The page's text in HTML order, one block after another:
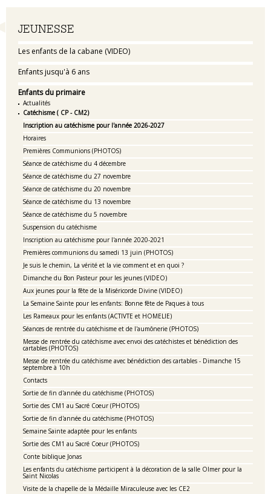
Navigation
JEUNESSE
Les enfants de la cabane (VIDEO)
Enfants jusqu'à 6 ans
Enfants du primaire
Actualités
Catéchisme ( CP - CM2)
Inscription au catéchisme pour l'année 2026-2027
Horaires
Premières Communions (PHOTOS)
Séance de catéchisme du 4 décembre
Séance de catéchisme du 27 novembre
Séance de catéchisme du 20 novembre
Séance de catéchisme du 13 novembre
Séance de catéchisme du 5 novembre
Suspension du catéchisme
Inscription au catéchisme pour l'année 2020-2021
Premières communions du samedi 13 juin (PHOTOS)
Je suis le chemin, La vérité et la vie comment et en quoi ?
Dimanche du Bon Pasteur pour les jeunes (VIDEO)
Aux jeunes pour la fête de la Miséricorde Divine (VIDEO)
La Semaine Sainte pour les enfants: Bonne fête de Paques à tous
Les Rameaux pour les enfants (ACTIVTE et HOMELIE)
Séances de rentrée du catéchisme et de l'aumônerie (PHOTOS)
Messe de rentrée du catéchisme avec envoi des catéchistes et bénédiction des
cartables (PHOTOS)
Messe de rentrée du catéchisme avec bénédiction des cartables - Dimanche 15
septembre à 10h
Contacts
Sortie de fin d'année du catéchisme (PHOTOS)
Sortie des CM1 au Sacré Coeur (PHOTOS)
Sortie de fin d'année du catéchisme (PHOTOS)
Semaine Sainte adaptée pour les enfants
Sortie des CM1 au Sacré Coeur (PHOTOS)
Conte biblique Jonas
Les enfants du catéchisme participent à la décoration de la salle Olmer pour la
Saint Nicolas
Visite de la chapelle de la Médaille Miraculeuse avec les CE2